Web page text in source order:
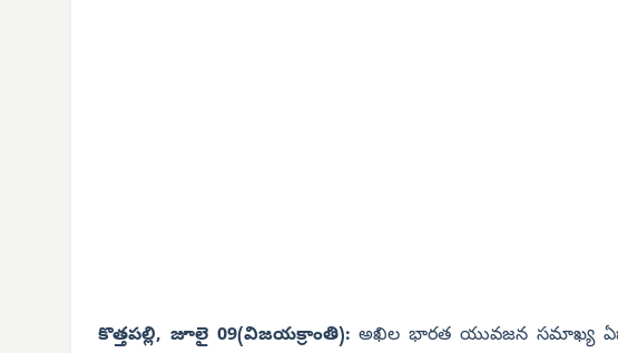
కొత్తపల్లి, జూలై 09(విజయక్రాంతి):అఖిల భారత యువజన సమాఖ్య